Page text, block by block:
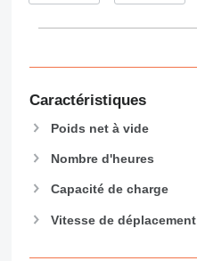
955
962
966
972
980
Caractéristiques
Poids net à vide
Nombre d'heures
Capacité de charge
Vitesse de déplacement